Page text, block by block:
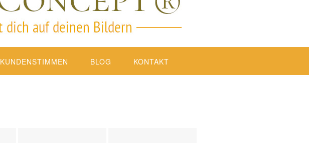
KUNDENSTIMMEN BLOG KONTAKT